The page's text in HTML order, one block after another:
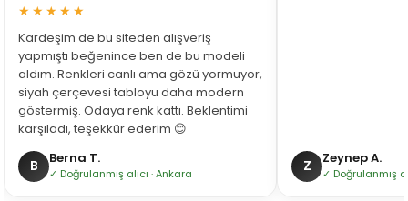
★★★★★
Kardeşim de bu siteden alışveriş
yapmıştı beğenince ben de bu modeli
aldım. Renkleri canlı ama gözü yormuyor,
siyah çerçevesi tabloyu daha modern
göstermiş. Odaya renk kattı. Beklentimi
karşıladı, teşekkür ederim 😊
B Berna T.
✓ Doğrulanmış alıcı · Ankara Z Zeynep A.
✓ Doğrulanmış